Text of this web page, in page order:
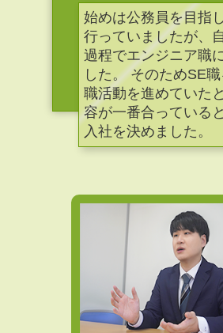
始めは公務員を目指
行っていましたが、
過程でエンジニア職
した。 そのためSE
職活動を進めていた
容が一番合っている
入社を決めました。